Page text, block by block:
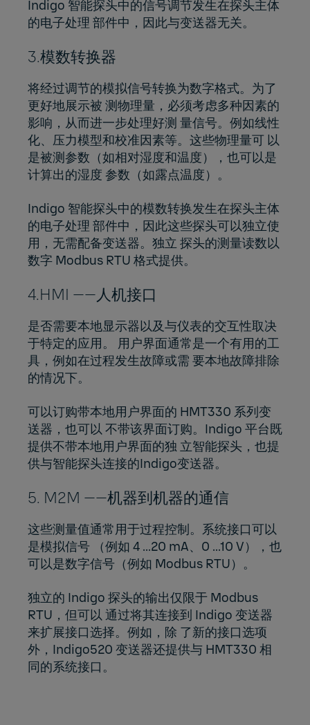
Indigo 智能探头中的信号调节发生在探头主体
的电子处理 部件中，因此与变送器无关。
3.模数转换器
将经过调节的模拟信号转换为数字格式。为了
更好地展示被 测物理量，必须考虑多种因素的
影响，从而进一步处理好测 量信号。例如线性
化、压力模型和校准因素等。这些物理量可 以
是被测参数（如相对湿度和温度），也可以是
计算出的湿度 参数（如露点温度）。
Indigo 智能探头中的模数转换发生在探头主体
的电子处理 部件中，因此这些探头可以独立使
用，无需配备变送器。独立 探头的测量读数以
数字 Modbus RTU 格式提供。
4.HMI ——人机接口
是否需要本地显示器以及与仪表的交互性取决
于特定的应用。 用户界面通常是一个有用的工
具，例如在过程发生故障或需 要本地故障排除
的情况下。
可以订购带本地用户界面的 HMT330 系列变
送器，也可以 不带该界面订购。Indigo 平台既
提供不带本地用户界面的独 立智能探头，也提
供与智能探头连接的Indigo变送器。
5. M2M ——机器到机器的通信
这些测量值通常用于过程控制。系统接口可以
是模拟信号 （例如 4 ...20 mA、0 ...10 V），也
可以是数字信号（例如 Modbus RTU）。
独立的 Indigo 探头的输出仅限于 Modbus
RTU，但可以 通过将其连接到 Indigo 变送器
来扩展接口选择。例如，除 了新的接口选项
外，Indigo520 变送器还提供与 HMT330 相
同的系统接口。